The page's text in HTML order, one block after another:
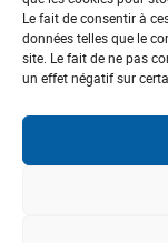
Le fait de consentir à
données telles que le
site. Le fait de ne pas
un effet négatif sur